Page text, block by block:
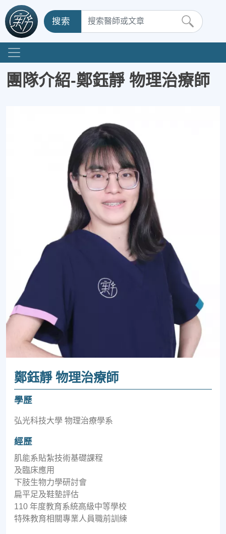
搜索
團隊介紹-鄭鈺靜 物理治療師
鄭鈺靜 物理治療師
學歷
弘光科技大學 物理治療學系
經歷
肌能系貼紮技術基礎課程
及臨床應用
下肢生物力學研討會
扁平足及鞋墊評估
110 年度教育系統高級中等學校
特殊教育相關專業人員職前訓練